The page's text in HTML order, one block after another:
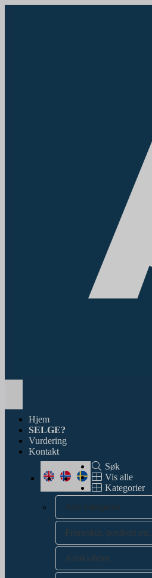
navigation
Hjem
SELGE?
Vurdering
Kontakt
Søk
Vis alle
Kategorier
Alle kategorier
Frimerker, postkort etc.
Antikviteter